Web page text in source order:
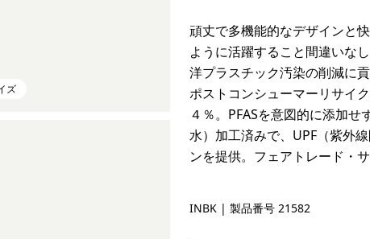
ズ
頑丈で多機能的なデザインと
ように活躍すること間違いな
洋プラスチック汚染の削減に
ポストコンシューマーリサイ
４％。PFASを意図的に添加
水）加工済みで、UPF（紫外
ンを提供。フェアトレード・
Ink Black
INBK | 製品番号 21582